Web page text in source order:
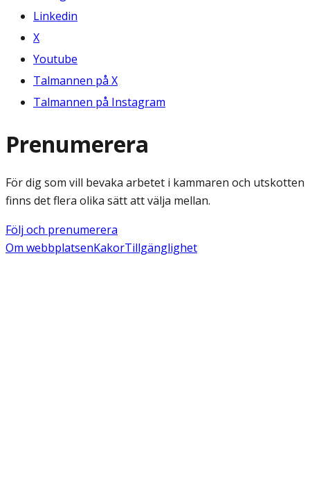
Linkedin
X
Youtube
Talmannen på X
Talmannen på Instagram
Prenumerera
För dig som vill bevaka arbetet i kammaren och utskotten
finns det flera olika sätt att välja mellan.
Följ och prenumerera
Om webbplatsenKakorTillgänglighet